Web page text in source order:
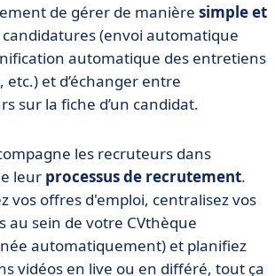
de gérer de manière simple et
candidatures (envoi automatique
automatique des entretiens
etc.) et d’échanger entre
sur la fiche d’un candidat.
les recruteurs dans
leur processus de recrutement.
vos offres d'emploi, centralisez vos
au sein de votre CVthèque
automatiquement) et planifiez
vidéos en live ou en différé, tout ça